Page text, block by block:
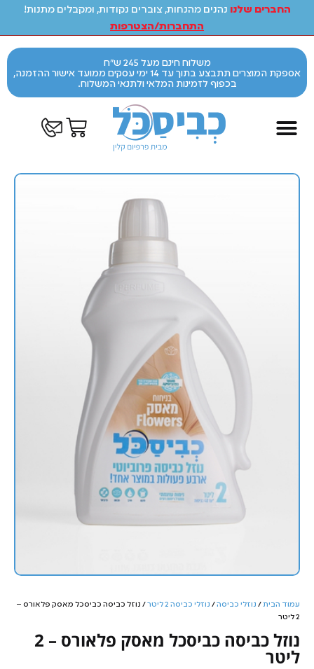
החברים שלנו נהנים מהנחות, צוברים נקודות, ומקבלים מתנות!
התחברות/הצטרפות
משלוח חינם מעל 245 ש"ח
אספקת המוצרים תתבצע בתוך עד 14 ימי עסקים ממועד אישור ההזמנה,
בכפוף לזמינות המלאי ולתנאי המשלוח.
עמוד הבית/ נוזלי כביסה/ נוזלי כביסה 2 ליטר
/ נוזל כביסה כביסכל מאסק פלאורס –
2 ליטר
נוזל כביסה כביסכל מאסק פלאורס – 2
ליטר